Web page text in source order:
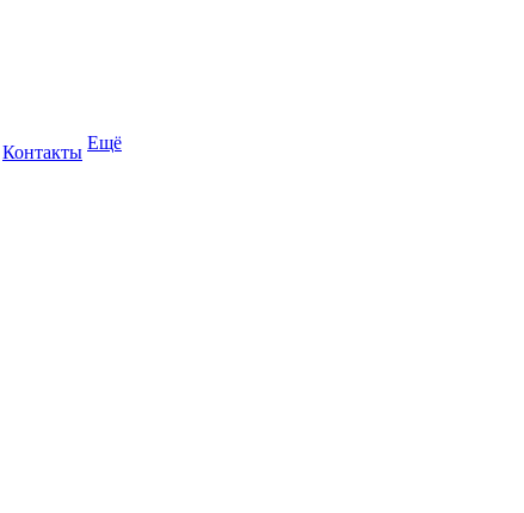
Контакты Ещё